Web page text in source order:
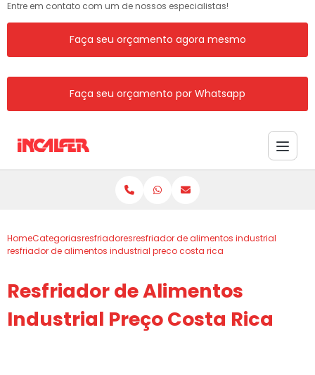
Entre em contato com um de nossos especialistas!
Faça seu orçamento agora mesmo
Faça seu orçamento por Whatsapp
HomeCategoriasresfriadoresresfriador de alimentos industrial
resfriador de alimentos industrial preco costa rica
Resfriador de Alimentos
Industrial Preço Costa Rica